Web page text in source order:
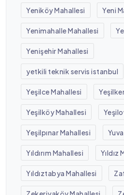
Yeniköy Mahallesi Yeni
Yenimahalle Mahallesi
Yenişehir Mahallesi
yetkili teknik servis istanbul
Yeşilce Mahallesi
Yeşilköy Mahallesi
Yeşilpınar Mahallesi
Yıldırım Mahallesi Yıldız
Yıldıztabya Mahallesi